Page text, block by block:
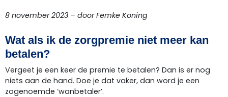
8 november 2023 – door Femke Koning
Wat als ik de zorgpremie niet meer kan
betalen?
Vergeet je een keer de premie te betalen? Dan is er nog
niets aan de hand. Doe je dat vaker, dan word je een
zogenoemde ‘wanbetaler’.